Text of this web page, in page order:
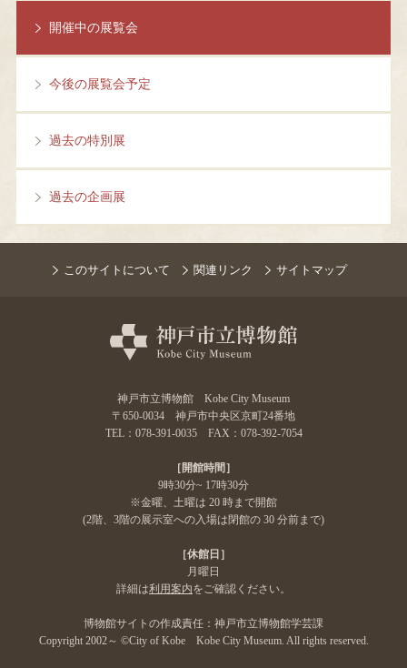
開催中の展覧会
今後の展覧会予定
過去の特別展
過去の企画展
このサイトについて 関連リンク サイトマップ
神戸市立博物館 Kobe City Museum
〒650-0034 神戸市中央区京町24番地
TEL：078-391-0035 FAX：078-392-7054
［開館時間］
9時30分~ 17時30分
※金曜、土曜は 20 時まで開館
(2階、3階の展示室への入場は閉館の 30 分前まで)
［休館日］
月曜日
詳細は利用案内をご確認ください。
博物館サイトの作成責任：神戸市立博物館学芸課
Copyright 2002～ ©City of Kobe Kobe City Museum. All rights reserved.